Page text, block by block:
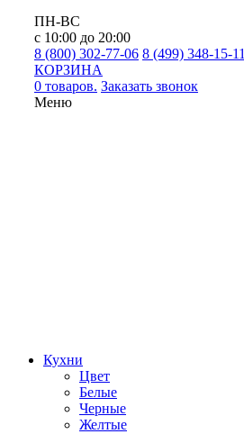
ПН-ВС
с 10:00 до 20:00
8 (800) 302-77-06 8 (499) 348-15-11
КОРЗИНА
0 товаров. Заказать звонок
Меню
Кухни
Цвет
Белые
Черные
Желтые